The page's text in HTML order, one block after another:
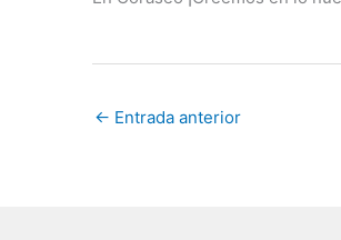
← Entrada anterior